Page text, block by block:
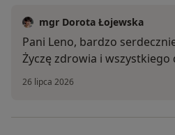
mgr Dorota Łojewska
Pani Leno, bardzo
Życzę zdrowia i wszystkiego
26 lipca 2026